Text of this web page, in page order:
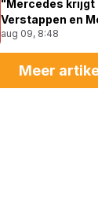
"Mercedes krijgt
Verstappen en
aug 09, 8:48
Meer